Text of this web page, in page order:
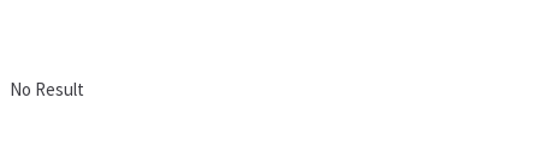
No Result